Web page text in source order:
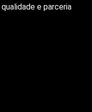
e parceria